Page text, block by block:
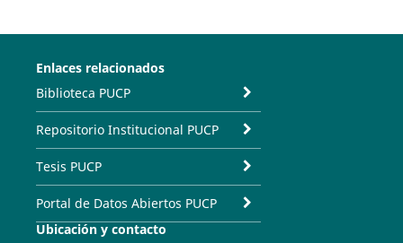
Enlaces relacionados
Biblioteca PUCP
Repositorio Institucional PUCP
Tesis PUCP
Portal de Datos Abiertos PUCP
Ubicación y contacto